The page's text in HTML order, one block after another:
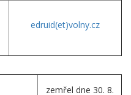
edruid(et)volny.cz
zemřel dne 30. 8.